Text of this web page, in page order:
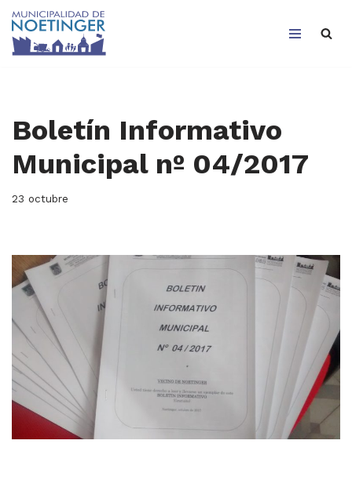
Saltar
Boletín Informativo
Municipal nº 04/2017
23 octubre